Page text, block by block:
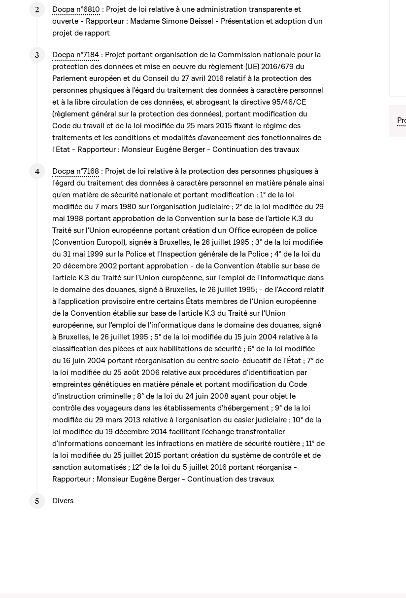
Docpa n°6810 : Projet de loi relative à une administration transparente et
ouverte - Rapporteur : Madame Simone Beissel - Présentation et adoption d'un
projet de rapport
Docpa n°7184 : Projet portant organisation de la Commission nationale pour la
protection des données et mise en oeuvre du règlement (UE) 2016/679 du
Parlement européen et du Conseil du 27 avril 2016 relatif à la protection des
personnes physiques à l'égard du traitement des données à caractère personnel
et à la libre circulation de ces données, et abrogeant la directive 95/46/CE
(règlement général sur la protection des données), portant modification du
Code du travail et de la loi modifiée du 25 mars 2015 fixant le régime des
traitements et les conditions et modalités d'avancement des fonctionnaires de
l'Etat - Rapporteur : Monsieur Eugène Berger - Continuation des travaux
Docpa n°7168 : Projet de loi relative à la protection des personnes physiques à
l'égard du traitement des données à caractère personnel en matière pénale ainsi
qu'en matière de sécurité nationale et portant modification : 1° de la loi
modifiée du 7 mars 1980 sur l'organisation judiciaire ; 2° de la loi modifiée du 29
mai 1998 portant approbation de la Convention sur la base de l'article K.3 du
Traité sur l'Union européenne portant création d'un Office européen de police
(Convention Europol), signée à Bruxelles, le 26 juillet 1995 ; 3° de la loi modifiée
du 31 mai 1999 sur la Police et l'Inspection générale de la Police ; 4° de la loi du
20 décembre 2002 portant approbation - de la Convention établie sur base de
l'article K.3 du Traité sur l'Union européenne, sur l'emploi de l'informatique dans
le domaine des douanes, signé à Bruxelles, le 26 juillet 1995; - de l'Accord relatif
à l'application provisoire entre certains États membres de l'Union européenne
de la Convention établie sur base de l'article K.3 du Traité sur l'Union
européenne, sur l'emploi de l'informatique dans le domaine des douanes, signé
à Bruxelles, le 26 juillet 1995 ; 5° de la loi modifiée du 15 juin 2004 relative à la
classification des pièces et aux habilitations de sécurité ; 6° de la loi modifiée
du 16 juin 2004 portant réorganisation du centre socio-éducatif de l'État ; 7° de
la loi modifiée du 25 août 2006 relative aux procédures d'identification par
empreintes génétiques en matière pénale et portant modification du Code
d'instruction criminelle ; 8° de la loi du 24 juin 2008 ayant pour objet le
contrôle des voyageurs dans les établissements d'hébergement ; 9° de la loi
modifiée du 29 mars 2013 relative à l'organisation du casier judiciaire ; 10° de la
loi modifiée du 19 décembre 2014 facilitant l'échange transfrontalier
d'informations concernant les infractions en matière de sécurité routière ; 11° de
la loi modifiée du 25 juillet 2015 portant création du système de contrôle et de
sanction automatisés ; 12° de la loi du 5 juillet 2016 portant réorganisa -
Rapporteur : Monsieur Eugène Berger - Continuation des travaux
Divers